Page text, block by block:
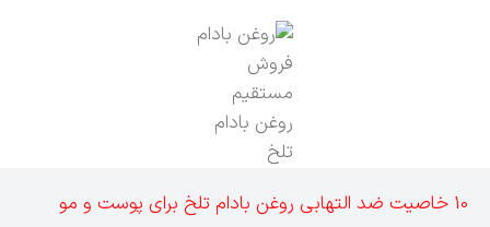
فروش
مستقیم
روغن بادام
تلخ
10 خاصیت ضد التهابی روغن بادام تلخ برای پوست و مو